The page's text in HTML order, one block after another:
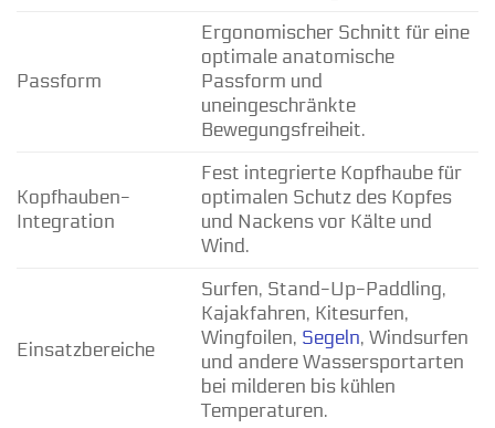
Passform
Ergonomischer Schnitt für eine
optimale anatomische
Passform und
uneingeschränkte
Bewegungsfreiheit.
Kopfhauben-
Integration
Fest integrierte Kopfhaube für
optimalen Schutz des Kopfes
und Nackens vor Kälte und
Wind.
Einsatzbereiche
Surfen, Stand-Up-Paddling,
Kajakfahren, Kitesurfen,
Wingfoilen, Segeln, Windsurfen
und andere Wassersportarten
bei milderen bis kühlen
Temperaturen.